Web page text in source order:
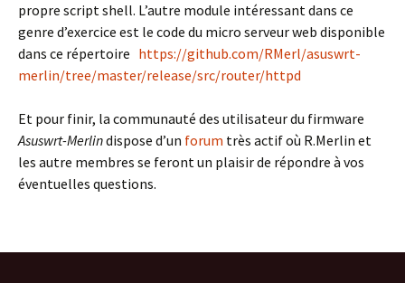
propre script shell. L’autre module intéressant dans ce
genre d’exercice est le code du micro serveur web disponible
dans ce répertoire https://github.com/RMerl/asuswrt-
merlin/tree/master/release/src/router/httpd
Et pour finir, la communauté des utilisateur du firmware
Asuswrt-Merlindispose d’un forum très actif où R.Merlin et
les autre membres se feront un plaisir de répondre à vos
éventuelles questions.